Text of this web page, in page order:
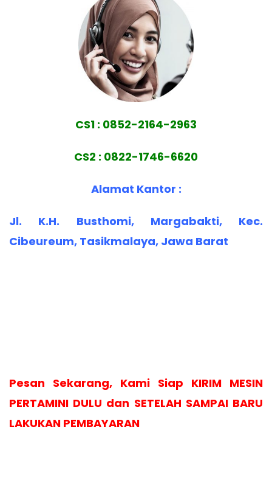
CS1 : 0852-2164-2963
CS2 : 0822-1746-6620
Alamat Kantor :
Jl. K.H. Busthomi, Margabakti, Kec.
Cibeureum, Tasikmalaya, Jawa Barat
Pesan Sekarang, Kami Siap KIRIM MESIN
PERTAMINI DULU dan SETELAH SAMPAI BARU
LAKUKAN PEMBAYARAN